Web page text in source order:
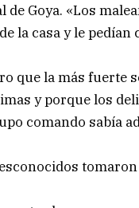
Goya. «Los
la casa y le
que la más fuerte
y porque los
comando sabía